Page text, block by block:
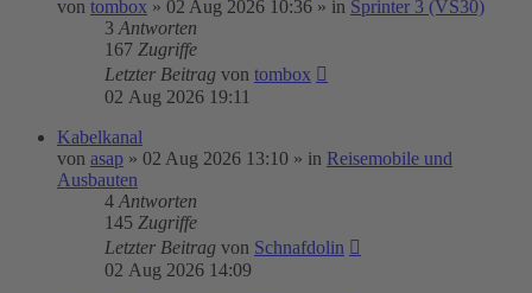
von tombox » 02 Aug 2026 10:36 » in Sprinter 3 (VS30)
3 Antworten
167 Zugriffe
Letzter Beitrag von tombox
02 Aug 2026 19:11
Kabelkanal
von asap » 02 Aug 2026 13:10 » in Reisemobile und
Ausbauten
4 Antworten
145 Zugriffe
Letzter Beitrag von Schnafdolin
02 Aug 2026 14:09